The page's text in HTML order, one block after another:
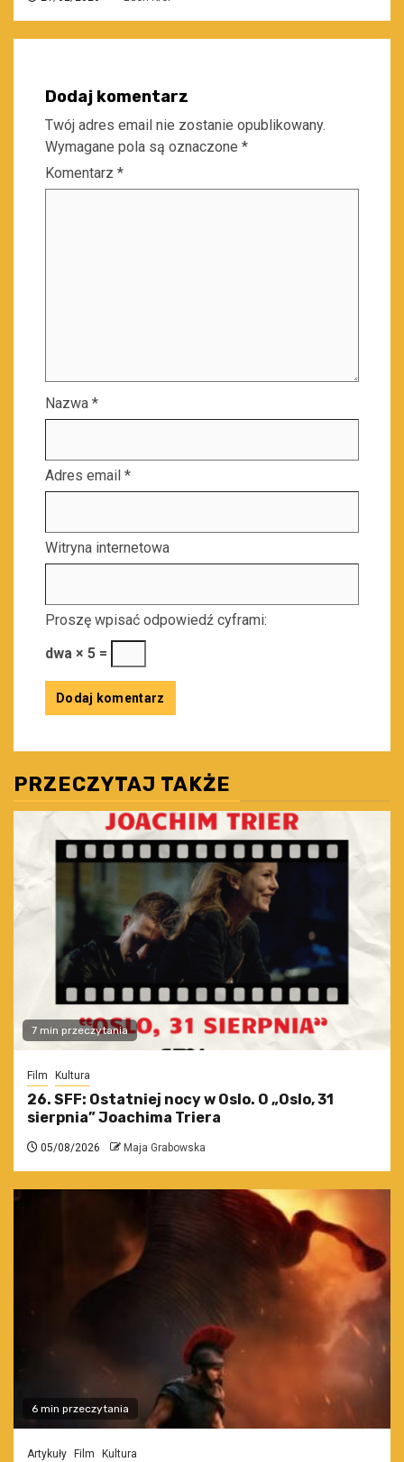
Dodaj komentarz
Twój adres email nie zostanie opublikowany.
Wymagane pola są oznaczone *
Komentarz *
Nazwa *
Adres email *
Witryna internetowa
Proszę wpisać odpowiedź cyframi:
dwa × 5 =
PRZECZYTAJ TAKŻE
7 min przeczytania
Film Kultura
26. SFF: Ostatniej nocy w Oslo. O „Oslo, 31
sierpnia” Joachima Triera
05/08/2026 Maja Grabowska
6 min przeczytania
Artykuły Film Kultura